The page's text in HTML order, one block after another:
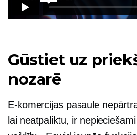
Gūstiet uz
nozarē
E-komercijas pasaule
lai neatpaliktu, ir